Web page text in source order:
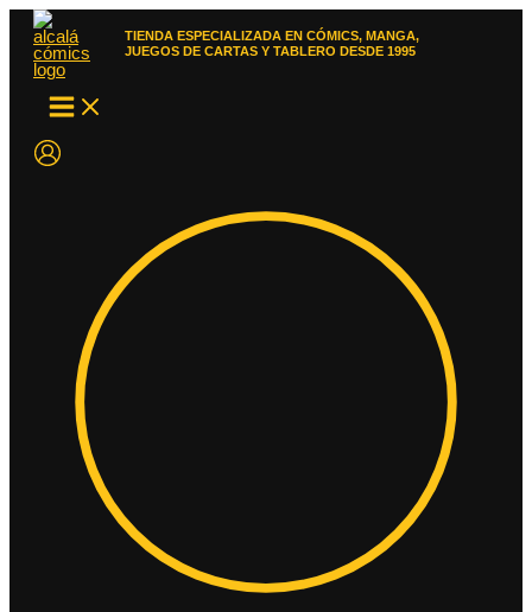
contenido
TIENDA ESPECIALIZADA EN CÓMICS, MANGA,
JUEGOS DE CARTAS Y TABLERO DESDE 1995